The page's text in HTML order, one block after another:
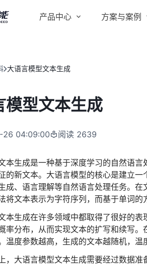
产品中心
实在 Agent
Tars 大模型
自研大模型赋能全系产品
IDP 文档审阅
智能文档审阅平台
方案与案例
跨境电商
大语言模型文本生成
模型文本生成
04:09:00 阅读 2639
本生成是一种基于深度学习的自然语
的新文本。大语言模型的核心是建立
成、语言理解等自然语言处理任务。
将文本表示为字符序列，而基于单词
本生成在许多领域中都取得了很好的
率分布，从而实现文本的扩写和续写
温度参数越高，生成的文本越随机，
，大语言模型文本生成需要经过数据